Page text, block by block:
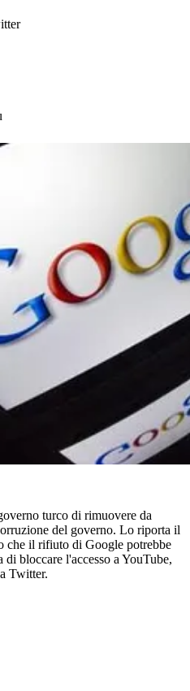
turco di rimuovere da
del governo. Lo riporta il
che il rifiuto di Google potrebbe
bloccare l'accesso a YouTube,
Twitter.